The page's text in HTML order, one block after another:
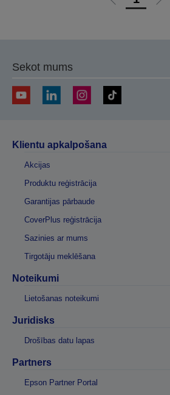
Iet
Iet
Sekot mums
Klientu apkalpošana
Akcijas
Produktu reģistrācija
Garantijas pārbaude
CoverPlus reģistrācija
Sazinies ar mums
Tirgotāju meklēšana
Noteikumi
Lietošanas noteikumi
Juridisks
Drošības datu lapas
Partners
Epson Partner Portal